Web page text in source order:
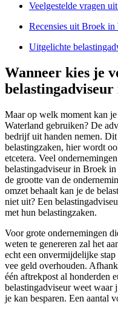
Veelgestelde vragen
Recensies uit Broek in
Uitgelichte
Wanneer kies je
Maar op welk moment kan
Waterland gebruiken? De
bedrijf uit handen nemen.
belastingzaken, hier wordt
etcetera. Veel
belastingadviseur in Broek
de grootte van de
omzet behaalt kan je de
niet uit? Een
met hun belastingzaken.
Voor grote ondernemingen
weten te genereren zal het
echt een onvermijdelijke
vee geld overhouden.
één aftrekpost al honderden
belastingadviseur weet
je kan besparen. Een aantal